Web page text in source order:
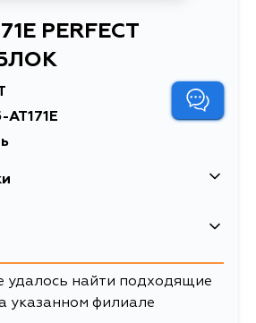
PERFECT
AT171E
удалось найти подходящие
указанном филиале